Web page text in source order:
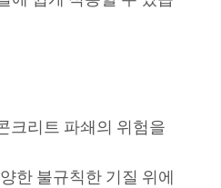
크리트 파쇄의 위험을
한 불규칙한 기질 위에